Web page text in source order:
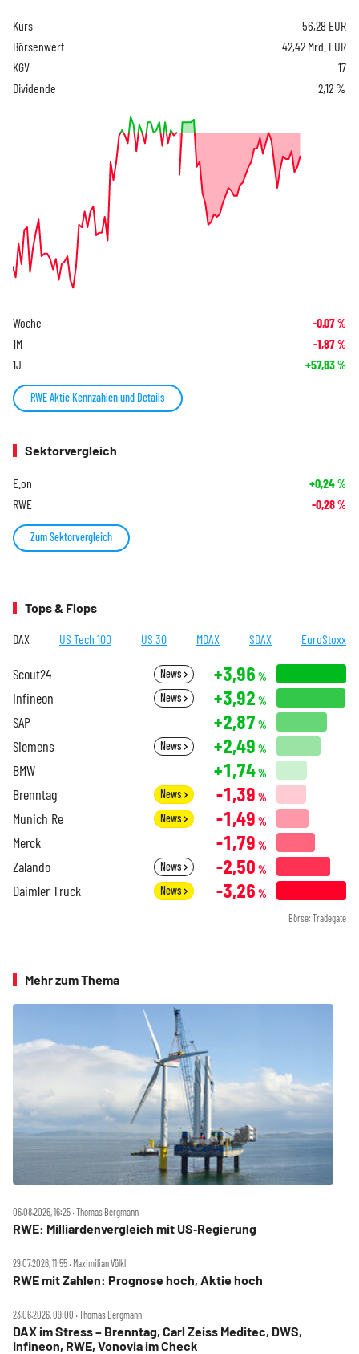
Kurs 56,28 EUR
Börsenwert
42,42 Mrd. EUR
KGV
17
Dividende
2,12 %
Woche -0,07%
1M -1,87%
1J +57,83%
RWE Aktie Kennzahlen und Details
Sektorvergleich
E.on +0,24%
RWE -0,28%
Zum Sektorvergleich
Tops & Flops
DAX US Tech 100 US 30 MDAX SDAX EuroStoxx
Scout24 News +3,96 %
Infineon News +3,92 %
SAP +2,87 %
Siemens News +2,49 %
BMW +1,74%
Brenntag News -1,39 %
Munich Re News -1,49 %
Merck -1,79 %
Zalando News -2,50 %
Daimler Truck News -3,26 %
Börse: Tradegate
Mehr zum Thema
06.08.2026, 16:25 ‧ Thomas Bergmann
RWE: Milliardenvergleich mit US‑Regierung
29.07.2026, 11:55 ‧ Maximilian Völkl
RWE mit Zahlen: Prognose hoch, Aktie hoch
23.06.2026, 09:00 ‧ Thomas Bergmann
DAX im Stress – Brenntag, Carl Zeiss Meditec, DWS,
Infineon, RWE, Vonovia im Check